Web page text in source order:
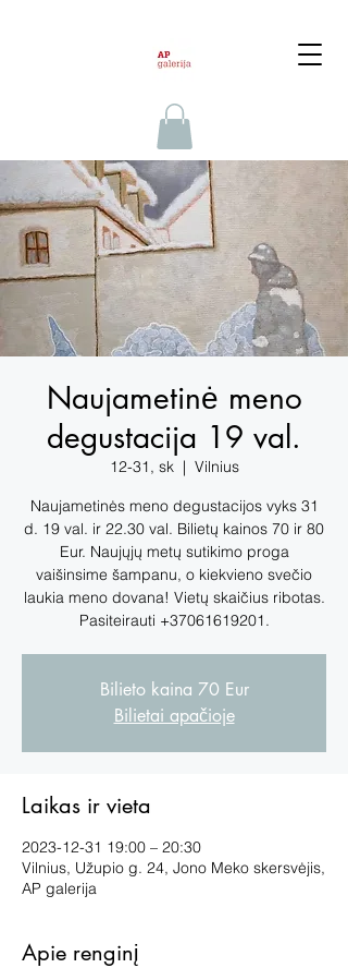
Naujametinė meno
degustacija 19 val.
12-31, sk
  |
Vilnius
Naujametinės meno degustacijos vyks 31
d. 19 val. ir 22.30 val. Bilietų kainos 70 ir 80
Eur. Naujųjų metų sutikimo proga
vaišinsime šampanu, o kiekvieno svečio
laukia meno dovana! Vietų skaičius ribotas.
Pasiteirauti +37061619201.
Bilieto kaina 70 Eur
Bilietai apačioje
Laikas ir vieta
2023-12-31 19:00 – 20:30
Vilnius, Užupio g. 24, Jono Meko skersvėjis,
AP galerija
Apie renginį